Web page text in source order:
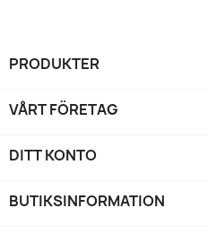
PRODUKTER
VÅRT FÖRETAG
DITT KONTO
BUTIKSINFORMATION